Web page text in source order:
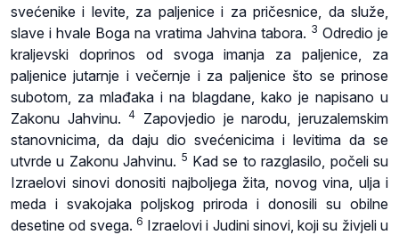
svećenike i levite, za paljenice i za pričesnice, da služe,
slave i hvale Boga na vratima Jahvina tabora. 3 Odredio je
kraljevski doprinos od svoga imanja za paljenice, za
paljenice jutarnje i večernje i za paljenice što se prinose
subotom, za mlađaka i na blagdane, kako je napisano u
Zakonu Jahvinu.4
Zapovjedio je narodu, jeruzalemskim
stanovnicima, da daju dio svećenicima i levitima da se
utvrde u Zakonu Jahvinu. 5 Kad se to razglasilo, počeli su
Izraelovi sinovi donositi najboljega žita, novog vina, ulja i
meda i svakojaka poljskog priroda i donosili su obilne
desetine od svega. 6 Izraelovi i Judini sinovi, koji su živjeli u